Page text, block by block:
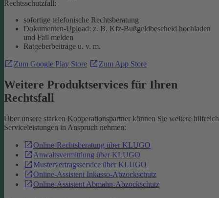
Rechtsschutzfall:
sofortige telefonische Rechtsberatung
Dokumenten-Upload: z. B. Kfz-Bußgeldbescheid hochladen
und Fall melden
Ratgeberbeiträge u. v. m.
Zum Google Play Store Zum App Store
Weitere Produktservices für Ihren
Rechtsfall
Über unsere starken Kooperationspartner können Sie weitere
Serviceleistungen in Anspruch nehmen:
Online-Rechtsberatung über KLUGO
Anwaltsvermittlung über KLUGO
Mustervertragsservice über KLUGO
Online-Assistent Inkasso-Abzockschutz
Online-Assistent Abmahn-Abzockschutz